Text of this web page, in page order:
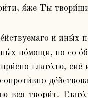
я́же Ты
и ины́х
по́мощи, но со
глаго́лю, сие́
вся твори́т.